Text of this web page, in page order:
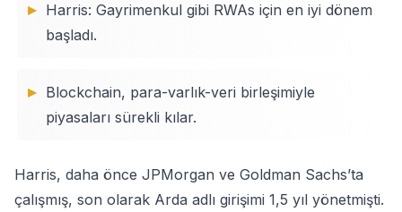
Harris: Gayrimenkul gibi RWAs için en iyi dönem
başladı.
Blockchain, para-varlık-veri birleşimiyle
piyasaları sürekli kılar.
Harris, daha önce JPMorgan ve Goldman Sachs’ta
çalışmış, son olarak Arda adlı girişimi 1,5 yıl yönetmişti.